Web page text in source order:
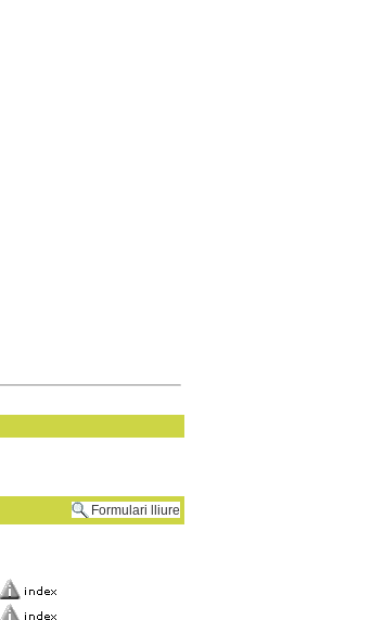
Formulari lliure